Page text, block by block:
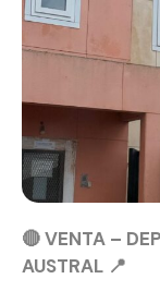
🔴 VENTA –
AUSTRAL 📍